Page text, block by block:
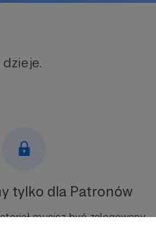
tylko dla Patronów
musisz być zalogowany